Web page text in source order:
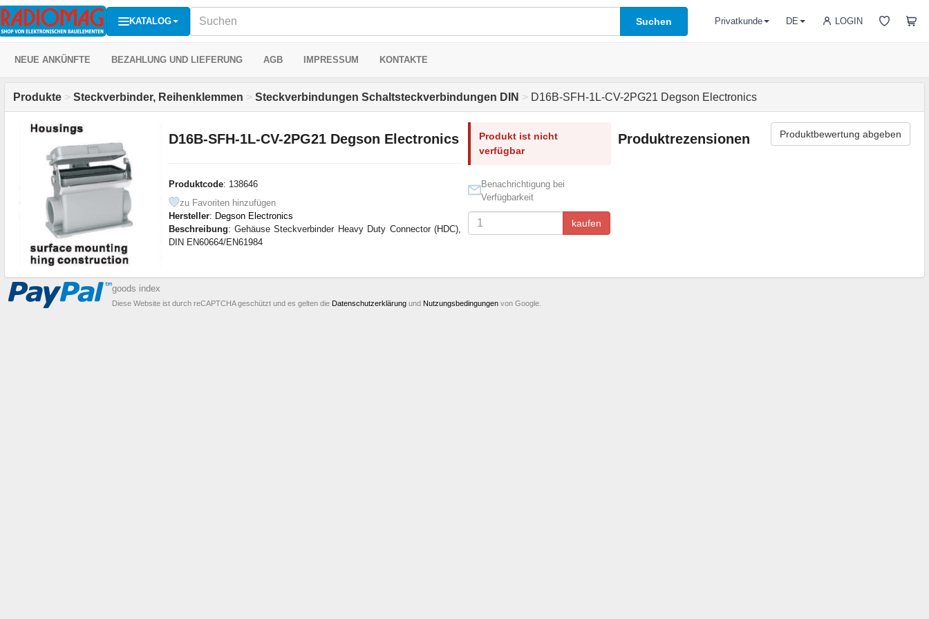
KATALOG Suchen LOGIN
Privatkunde DE
NEUE ANKÜNFTE BEZAHLUNG UND LIEFERUNG AGB IMPRESSUM KONTAKTE
Produkte > Steckverbinder, Reihenklemmen > Steckverbindungen Schaltsteckverbindungen DIN > D16B-SFH-1L-CV-2PG21 Degson Electronics
D16B-SFH-1L-CV-2PG21 Degson Electronics
Produktcode: 138646
zu Favoriten hinzufügen
Hersteller: Degson Electronics
Beschreibung: Gehäuse Steckverbinder Heavy Duty Connector (HDC),
DIN EN60664/EN61984
Produkt ist nicht
verfügbar
Benachrichtigung bei
Verfügbarkeit
kaufen
Produktrezensionen Produktbewertung abgeben
goods index
Diese Website ist durch reCAPTCHA geschützt und es gelten die Datenschutzerklärung und Nutzungsbedingungen von Google.